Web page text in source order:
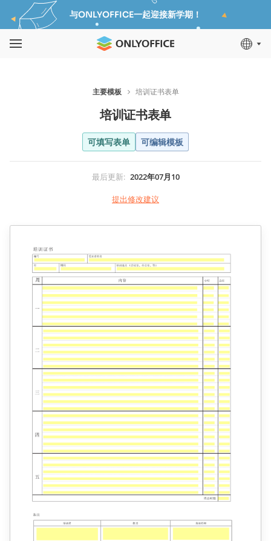
与ONLYOFFICE一起迎接新学期！
主要模板 培训证书表单
培训证书表单
可填写表单 可编辑模板
最后更新: 2022年07月10
提出修改建议